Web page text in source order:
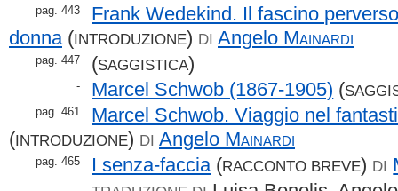
pag. 443
Frank Wedekind. Il fascino
donna (INTRODUZIONE) DI Angelo Mainardi
pag. 447 (SAGGISTICA)
- Marcel Schwob (1867-1905) (
pag. 461
Marcel Schwob. Viaggio nel
(INTRODUZIONE) DI Angelo Mainardi
pag. 465 I senza-faccia (RACCONTO BREVE) DI